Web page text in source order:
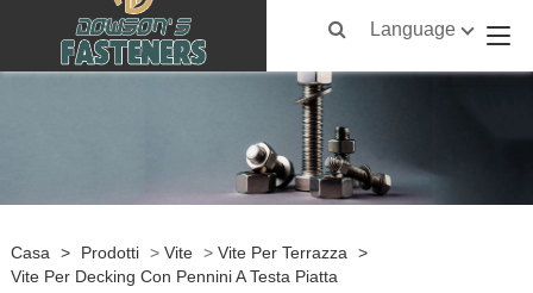
Language
Casa > Prodotti > Vite > Vite Per Terrazza
>
Vite Per Decking Con Pennini A Testa Piatta